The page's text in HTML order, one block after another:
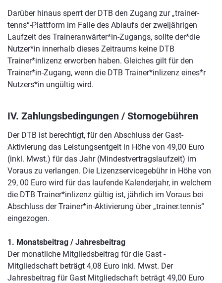
Darüber hinaus sperrt der DTB den Zugang zur „trainer-
tenns“-Plattform im Falle des Ablaufs der zweijährigen
Laufzeit des Traineranwärter*in-Zugangs, sollte der*die
Nutzer*in innerhalb dieses Zeitraums keine DTB
Trainer*inlizenz erworben haben. Gleiches gilt für den
Trainer*in-Zugang, wenn die DTB Trainer*inlizenz eines*r
Nutzers*in ungültig wird.
IV. Zahlungsbedingungen / Stornogebühren
Der DTB ist berechtigt, für den Abschluss der Gast-
Aktivierung das Leistungsentgelt in Höhe von 49,00 Euro
(inkl. Mwst.) für das Jahr (Mindestvertragslaufzeit) im
Voraus zu verlangen. Die Lizenzservicegebühr in Höhe von
29, 00 Euro wird für das laufende Kalenderjahr, in welchem
die DTB Trainer*inlizenz gültig ist, jährlich im Voraus bei
Abschluss der Trainer*in-Aktivierung über „trainer.tennis“
eingezogen.
1. Monatsbeitrag / Jahresbeitrag
Der monatliche Mitgliedsbeitrag für die Gast -
Mitgliedschaft beträgt 4,08 Euro inkl. Mwst. Der
Jahresbeitrag für Gast Mitgliedschaft beträgt 49,00 Euro